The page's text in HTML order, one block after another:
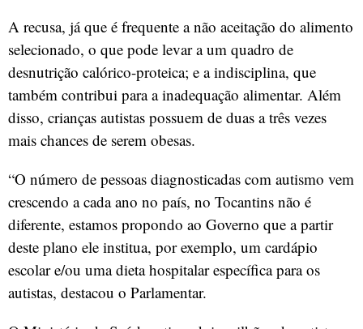
A recusa, já que é frequente a não aceitação do alimento
selecionado, o que pode levar a um quadro de
desnutrição calórico-proteica; e a indisciplina, que
também contribui para a inadequação alimentar. Além
disso, crianças autistas possuem de duas a três vezes
mais chances de serem obesas.
“O número de pessoas diagnosticadas com autismo vem
crescendo a cada ano no país, no Tocantins não é
diferente, estamos propondo ao Governo que a partir
deste plano ele institua, por exemplo, um cardápio
escolar e/ou uma dieta hospitalar específica para os
autistas, destacou o Parlamentar.